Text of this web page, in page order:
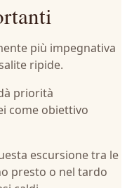
più impegnativa
ripide.
priorità
come obiettivo
escursione tra le
presto o nel tardo